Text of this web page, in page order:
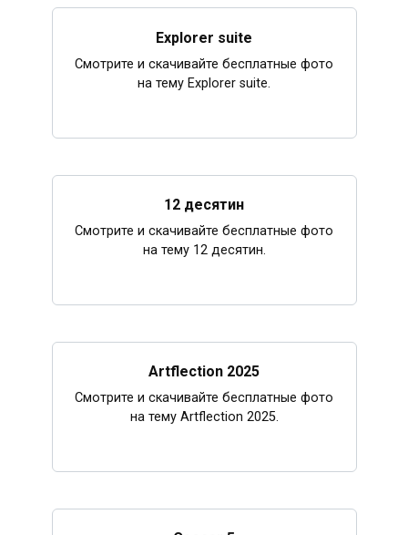
Explorer suite
Смотрите и скачивайте бесплатные фото
на тему Explorer suite.
12 десятин
Смотрите и скачивайте бесплатные фото
на тему 12 десятин.
Artflection 2025
Смотрите и скачивайте бесплатные фото
на тему Artflection 2025.